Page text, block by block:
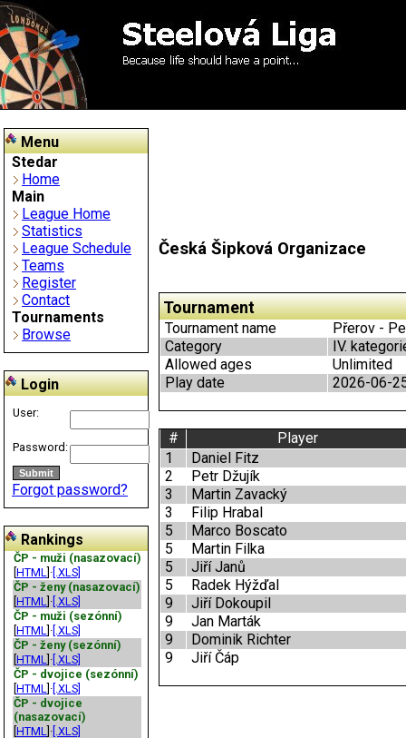
Menu
Stedar
Home
Main
League Home
Statistics
League Schedule
Teams
Register
Contact
Tournaments
Browse
Login
User:
Password:
Forgot password?
Rankings
ČP - muži (nasazovací)
HTML ]· [.XLS]
ČP - ženy (nasazovací)
HTML ]· [.XLS]
ČP - muži (sezónní)
HTML ]· [.XLS]
ČP - ženy (sezónní)
HTML ]· [.XLS]
ČP - dvojice (sezónní)
HTML ]· [.XLS]
ČP - dvojice
(nasazovací)
HTML ]· [.XLS]
Česká Šipková Organizace
Tournament
Tournament name
Přerov -
Category
IV.
Allowed ages
Unlimited
Play date
2026-06-
#
Player
1
Daniel Fitz
2
Petr Džujík
3
Martin Zavacký
3
Filip Hrabal
5
Marco Boscato
5
Martin Filka
5
Jiří Janů
5
Radek Hýžďal
9
Jiří Dokoupil
9
Jan Marták
9
Dominik Richter
9
Jiří Čáp